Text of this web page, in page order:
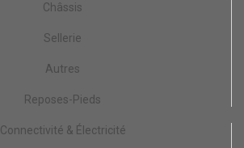
Châssis
Sellerie
Autres
Reposes-Pieds
Connectivité & Électricité